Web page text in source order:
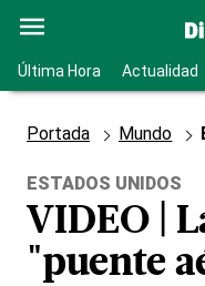
Última Hora Actualidad
Portada Mundo
ESTADOS UNIDOS
VIDEO |
"puente